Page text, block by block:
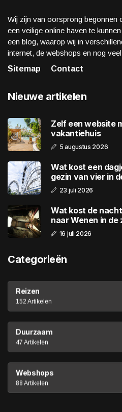
Wij zijn van oorsprong begonnen
een veilige online haven te
een blog, waarop wij in
internet, de webshops en nog
Sitemap
Contact
Nieuwe artikelen
Zelf een website
vakantiehuis
5 augustus 2026
Wat kost een
gezin van vier in
23 juli 2026
Wat kost de
naar Wenen in
16 juli 2026
Categorieën
Reizen
152 Artikelen
Duurzaam
47 Artikelen
Webshops
88 Artikelen